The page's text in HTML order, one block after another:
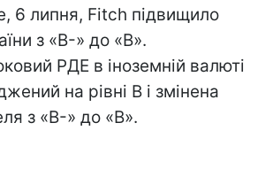
6 липня, Fitch підвищило
з «В-» до «В».
РДЕ в іноземній валюті
на рівні B і змінена
з «В-» до «В».